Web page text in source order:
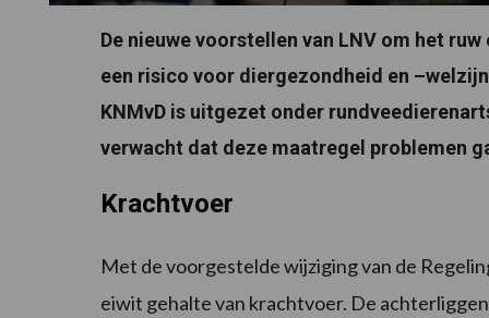
De nieuwe voorstellen van LNV om het
een risico voor diergezondheid en
KNMvD is uitgezet onder
verwacht dat deze maatregel problemen
Krachtvoer
Met de voorgestelde wijziging van de
eiwit gehalte van krachtvoer. De